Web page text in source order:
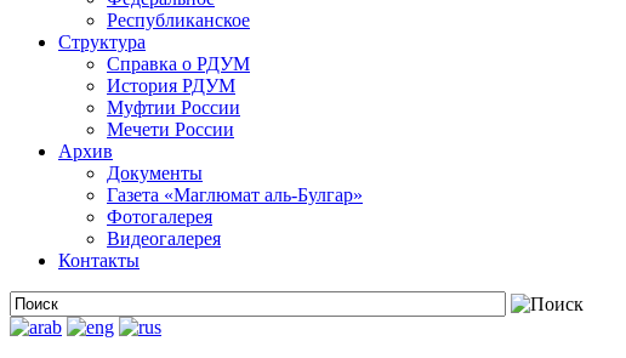
Республиканское
Структура
Справка о РДУМ
История РДУМ
Муфтии России
Мечети России
Архив
Документы
Газета «Маглюмат аль-Булгар»
Фотогалерея
Видеогалерея
Контакты